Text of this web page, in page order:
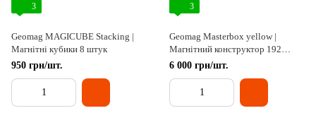
3
Geomag MAGICUBE Stacking |
Магнітні кубики 8 штук
950 грн/шт.
3
Geomag Masterbox yellow |
Магнітний конструктор 192
деталі
6 000 грн/шт.